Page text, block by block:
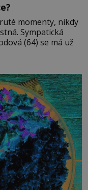
momenty, nikdy
(64) se má už